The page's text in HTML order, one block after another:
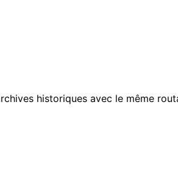
historiques avec le même